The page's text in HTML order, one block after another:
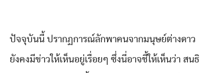
ปัจจุบันนี้ ปรากฏการณ์ลักพาคนจากมนุษย์ต่างดาว
ยังคงมีข่าวให้เห็นอยู่เรื่อยๆ ซึ่งนี่อาจชี้ให้เห็นว่า สนธิ